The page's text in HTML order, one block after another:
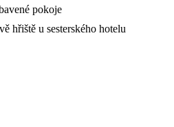
pokoje
hřiště u sesterského hotelu